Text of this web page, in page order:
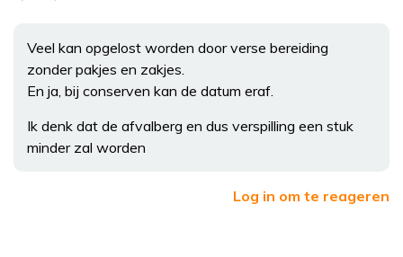
Veel kan opgelost worden door verse bereiding
zonder pakjes en zakjes.
En ja, bij conserven kan de datum eraf.
Ik denk dat de afvalberg en dus verspilling een stuk
minder zal worden
Log in om te reageren